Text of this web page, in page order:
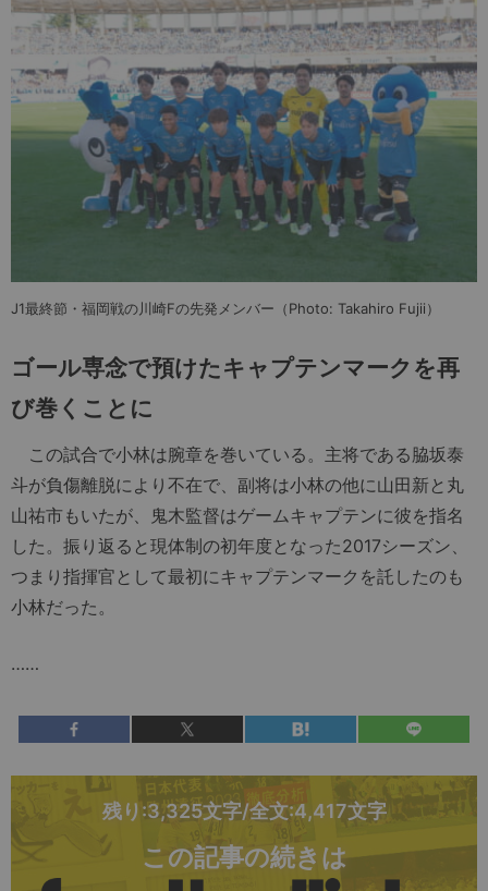
J1最終節・福岡戦の川崎Fの先発メンバー（Photo: Takahiro Fujii）
ゴール専念で預けたキャプテンマークを再
び巻くことに
この試合で小林は腕章を巻いている。主将である脇坂泰
斗が負傷離脱により不在で、副将は小林の他に山田新と丸
山祐市もいたが、鬼木監督はゲームキャプテンに彼を指名
した。振り返ると現体制の初年度となった2017シーズン、
つまり指揮官として最初にキャプテンマークを託したのも
小林だった。
……
残り:3,325文字/全文:4,417文字
この記事の続きは